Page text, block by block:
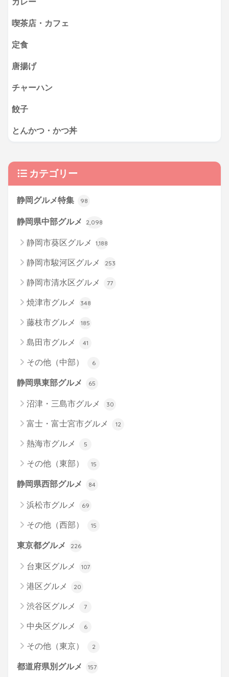
喫茶店・カフェ
定食
唐揚げ
チャーハン
餃子
とんかつ・かつ丼
カテゴリー
静岡グルメ特集 98
静岡県中部グルメ 2,098
静岡市葵区グルメ 1,188
静岡市駿河区グルメ 253
静岡市清水区グルメ 77
焼津市グルメ 348
藤枝市グルメ 185
島田市グルメ 41
その他（中部） 6
静岡県東部グルメ 65
沼津・三島市グルメ 30
富士・富士宮市グルメ 12
熱海市グルメ 5
その他（東部） 15
静岡県西部グルメ 84
浜松市グルメ 69
その他（西部） 15
東京都グルメ 226
台東区グルメ 107
港区グルメ 20
渋谷区グルメ 7
中央区グルメ 6
その他（東京） 2
都道府県別グルメ 157